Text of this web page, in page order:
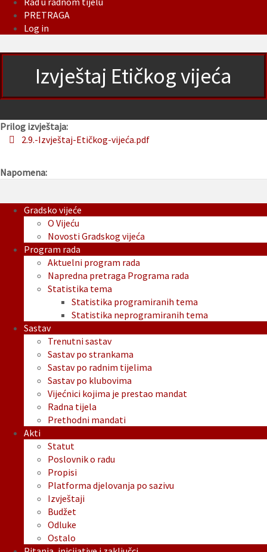
PRETRAGA
Log in
Izvještaj Etičkog vijeća
Prilog izvještaja:
2.9.-Izvještaj-Etičkog-vijeća.pdf
Napomena:
Gradsko vijeće
O Vijeću
Novosti Gradskog vijeća
Program rada
Aktuelni program rada
Napredna pretraga Programa rada
Statistika tema
Statistika programiranih tema
Statistika neprogramiranih tema
Sastav
Trenutni sastav
Sastav po strankama
Sastav po radnim tijelima
Sastav po klubovima
Vijećnici kojima je prestao mandat
Radna tijela
Prethodni mandati
Akti
Statut
Poslovnik o radu
Propisi
Platforma djelovanja po sazivu
Izvještaji
Budžet
Odluke
Ostalo